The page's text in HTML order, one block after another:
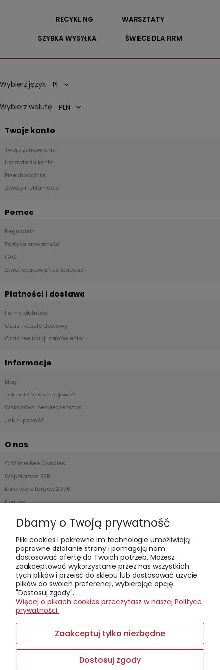
RECYKLING WARSZTATY
SZYBKA WYSYŁKA ŚWIECE DLA FIRM
Wybierz język
Wybierz walutę
Twoje konto
Twoje zamówienia
Ustawienia konta
Przechowalnia
Zwroty i reklamacje
Pomoc
Regulamin
Polityka prywatności
FAQ
Zwrot opakowań po świecach
Płatności i dostawa
Formy płatności
Czas i koszty dostawy
Czas realizacji zamówienia
Informacje
Blog
Jak palić świece sojowe?
Wskazówki bezpieczeństwa
Jak kupować?
O nas
O Winter Bee Candles
Współpraca B2B
Kalendarz targów 2026
Kontakt
Kontakt telefoniczny (od poniedziałku do soboty, w
godzinach 8:00-18:00):+48608044970
Kontakt mailowy:sklep@winterbee.pl
Winter Bee Candles
– mała firma z wielkim nosem do zapachów. Tworzymy świece,
woski i dyfuzory z czystego wosku sojowego, ręcznie i lokalnie.
Stawiamy na recykling, zrównoważony rozwój i opowieści
zamknięte w aromatach. Zapraszamy na warsztaty tworzenia
świec w kameralnych, pięcioosobowych grupach – pachnie
tam lepiej niż na niejednym spotkaniu networkingowym.
Sklep prowadzimyonline, a jeśli woliszosobiście odebrać
zamówienie, zadzwoń wcześniej– może akurat jesteśmy
zajęci mieszaniem nowych aromatów.
Dbamy o Twoją prywatność
Pliki cookies i pokrewne im technologie umożliwiają
poprawne działanie strony i pomagają nam
dostosować ofertę do Twoich potrzeb. Możesz
zaakceptować wykorzystanie przez nas wszystkich
tych plików i przejść do sklepu lub dostosować użycie
plików do swoich preferencji, wybierając opcję
"Dostosuj zgody".
Więcej o plikach cookies przeczytasz w naszej Polityce
prywatności.
Zaakceptuj tylko niezbędne
Dostosuj zgody